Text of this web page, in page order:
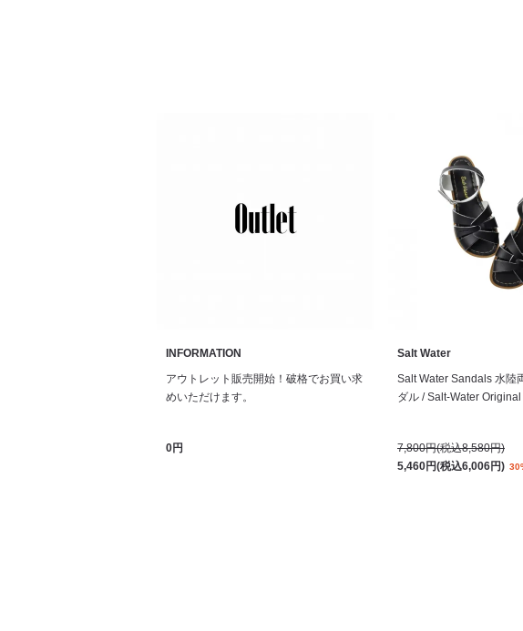
INFORMATION
アウトレット販売開始！破格でお買い求
めいただけます。
0円
Salt Water
Salt Water Sandals 水陸
ダル / Salt-Water
7,800円(税込8,580円)
5,460円(税込6,006円)